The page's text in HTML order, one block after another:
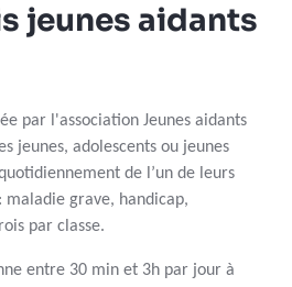
jeunes aidants
par l'association Jeunes aidants
jeunes, adolescents ou jeunes
de l’un de leurs
maladie grave, handicap,
par classe.
entre 30 min et 3h par jour à